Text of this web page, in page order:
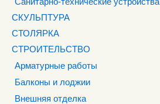
СКУЛЬПТУРА
СТОЛЯРКА
СТРОИТЕЛЬСТВО
Арматурные работы
Балконы и лоджии
Внешняя отделка